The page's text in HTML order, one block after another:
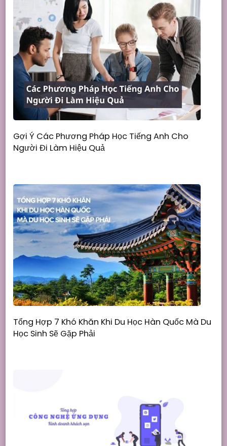
Gợi Ý Các Phương Pháp Học Tiếng Anh Cho
Người Đi Làm Hiệu Quả
Tổng Hợp 7 Khó Khăn Khi Du Học Hàn Quốc Mà Du
Học Sinh Sẽ Gặp Phải